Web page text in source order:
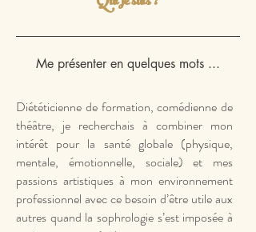
Me présenter en quelques mots ...
Diététicienne de formation, comédienne de
théâtre, je recherchais à combiner mon
intérêt pour la santé globale (physique,
mentale, émotionnelle, sociale) et mes
passions artistiques à mon environnement
professionnel avec ce besoin d’être utile aux
autres quand la sophrologie s’est imposée à